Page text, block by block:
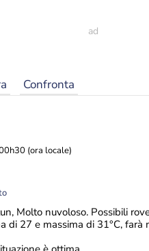
Confronta
(ora locale)
Molto nuvoloso. Possibili
di 27 e massima di 31°C, farà